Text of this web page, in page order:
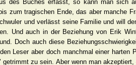
des Buches erfasst, so kann man
zum tragischen Ende, das aber manche
und verlässt seine Familie und will
Und auch in der Beziehung von Erik
Doch auch diese
Leser aber doch manchmal einer
zu sein. Aber wenn man